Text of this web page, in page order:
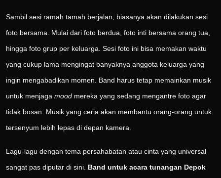
Sambil sesi ramah tamah berjalan, biasanya akan dilakukan sesi
foto bersama. Mulai dari foto berdua, foto inti bersama orang tua,
hingga foto grup per keluarga. Sesi foto ini bisa memakan waktu
yang cukup lama mengingat banyaknya anggota keluarga yang
ingin mengabadikan momen. Band harus tetap memainkan musik
untuk menjaga mood mereka yang sedang mengantre foto agar
tidak bosan. Musik yang ceria akan membantu orang-orang untuk
tersenyum lebih lepas di depan kamera.
Lagu-lagu dengan tema persahabatan atau cinta yang universal
sangat pas diputar di sini. Band untuk acara tunangan Depok